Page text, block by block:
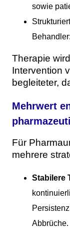
sowie
Therapie
Intervention
begleiteter,
Mehrwert
Für
mehrere
Stabilere
Abbrüche.